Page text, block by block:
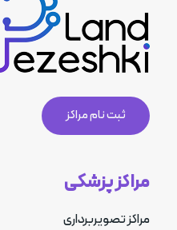
مراکز پزشکی
مراکز تصویربرداری
ثبت نام مراکز